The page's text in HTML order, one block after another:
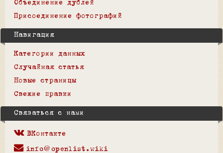
Объединение дублей
Присоединение фотографий
Навигация
Категории данных
Случайная статья
Новые страницы
Свежие правки
Связаться с нами
ВКонтакте
info@openlist.wiki